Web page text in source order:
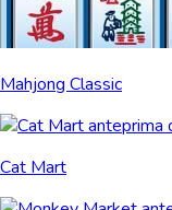
Mahjong Classic
Cat Mart